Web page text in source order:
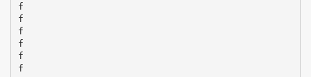
f
f
f
f
f
f